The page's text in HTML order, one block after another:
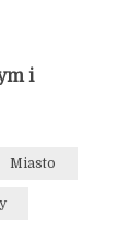
i
Miasto